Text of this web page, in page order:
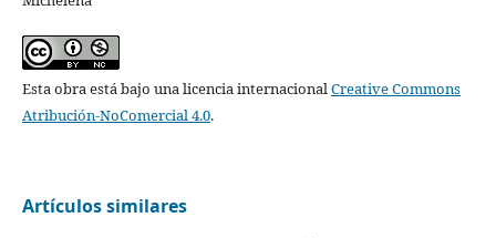
Esta obra está bajo una licencia internacionalCreative Commons
Atribución-NoComercial 4.0.
Artículos similares